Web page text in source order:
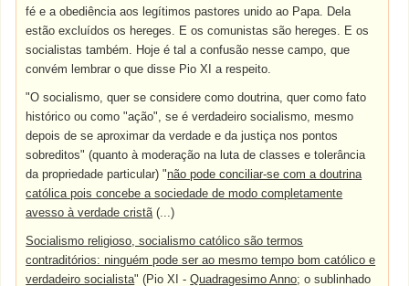
fé e a obediência aos legítimos pastores unido ao Papa. Dela
estão excluídos os hereges. E os comunistas são hereges. E os
socialistas também. Hoje é tal a confusão nesse campo, que
convém lembrar o que disse Pio XI a respeito.
"O socialismo, quer se considere como doutrina, quer como fato
histórico ou como "ação", se é verdadeiro socialismo, mesmo
depois de se aproximar da verdade e da justiça nos pontos
sobreditos" (quanto à moderação na luta de classes e tolerância
da propriedade particular) "não pode conciliar-se com a doutrina
católica pois concebe a sociedade de modo completamente
avesso à verdade cristã(...)
Socialismo religioso, socialismo católico são termos
contraditórios: ninguém pode ser ao mesmo tempo bom católico e
verdadeiro socialista" (Pio XI -Quadragesimo Anno; o sublinhado